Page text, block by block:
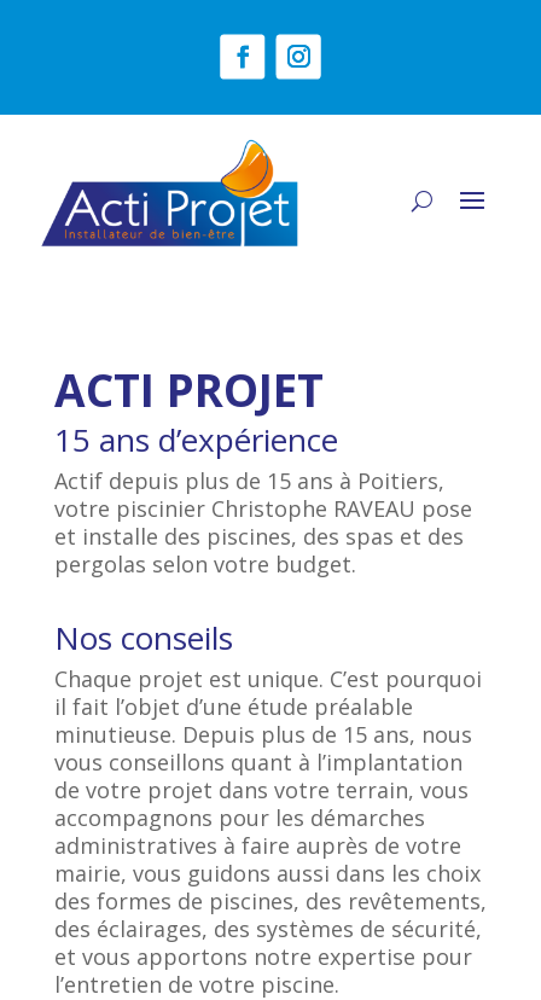
ACTI PROJET
15 ans d’expérience
Actif depuis plus de 15 ans à Poitiers,
votre piscinier Christophe RAVEAU pose
et installe des piscines, des spas et des
pergolas selon votre budget.
Nos conseils
Chaque projet est unique. C’est pourquoi
il fait l’objet d’une étude préalable
minutieuse. Depuis plus de 15 ans, nous
vous conseillons quant à l’implantation
de votre projet dans votre terrain, vous
accompagnons pour les démarches
administratives à faire auprès de votre
mairie, vous guidons aussi dans les choix
des formes de piscines, des revêtements,
des éclairages, des systèmes de sécurité,
et vous apportons notre expertise pour
l’entretien de votre piscine.